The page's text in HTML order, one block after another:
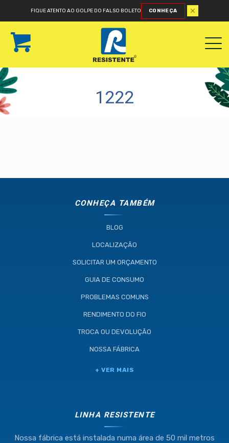
FIQUE ATENTO AO GOLPE DO FALSO BOLETO CONHEÇA
Industria e Comercio de Linhas
1222
CONHEÇA TAMBÉM
BLOG
LOCALIZAÇÃO
SOLICITAR UM ORÇAMENTO
GUIA DE CONSUMO
PROBLEMAS COMUNS
RENDIMENTO DO FIO
TROCA OU DEVOLUÇÃO
NOSSA FÁBRICA
+ VER MAIS
LINHA RESISTENTE
Nossa fábrica está instalada numa área de 50 mil metros